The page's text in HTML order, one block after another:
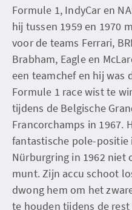
Formule 1, IndyCar en
hij tussen 1959 en 1970
voor de teams Ferrari,
Brabham, Eagle en
een teamchef en hij was
Formule 1 race wist te
tijdens de Belgische
Francorchamps in 1967.
fantastische pole-positie
Nürburgring in 1962
munt. Zijn accu schoot
dwong hem om het
te houden tijdens de rest